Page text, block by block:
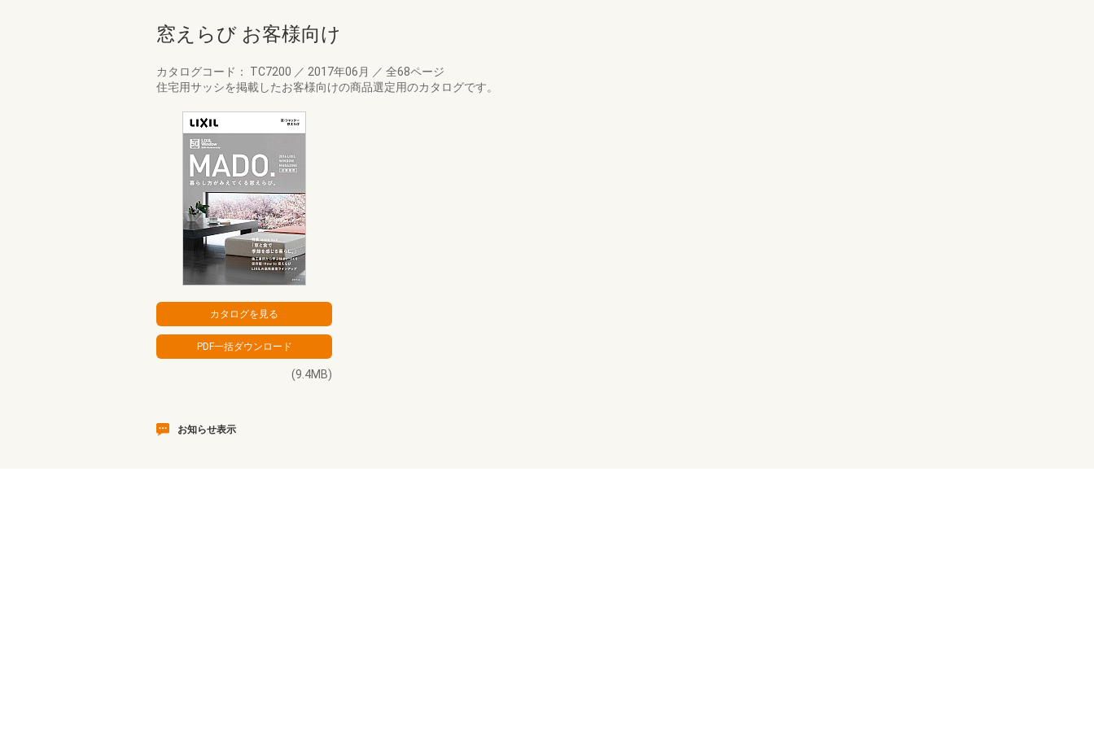
窓えらび お客様向け
カタログコード： TC7200 ／ 2017年06月 ／ 全68ページ
住宅用サッシを掲載したお客様向けの商品選定用のカタログです。
(9.4MB)
お知らせ表示